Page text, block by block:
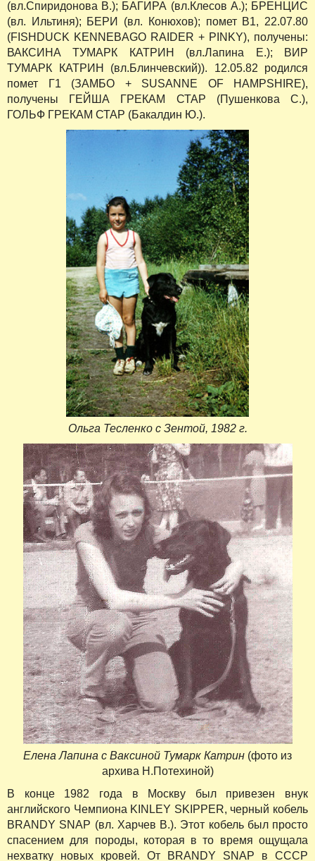
(вл.Спиридонова В.); БАГИРА (вл.Клесов А.); БРЕНЦИС
(вл. Ильтиня); БЕРИ (вл. Конюхов); помет В1, 22.07.80
(FISHDUCK KENNEBAGO RAIDER + PINKY), получены:
ВАКСИНА ТУМАРК КАТРИН (вл.Лапина Е.); ВИР
ТУМАРК КАТРИН (вл.Блинчевский)). 12.05.82 родился
помет Г1 (ЗАМБО + SUSANNE OF HAMPSHIRE),
получены ГЕЙША ГРЕКАМ СТАР (Пушенкова С.),
ГОЛЬФ ГРЕКАМ СТАР (Бакалдин Ю.).
Ольга Тесленко с Зентой, 1982 г.
Елена Лапина с Ваксиной Тумарк Катрин (фото из
архива Н.Потехиной)
В конце 1982 года в Москву был привезен внук
английского Чемпиона KINLEY SKIPPER, черный кобель
BRANDY SNAP (вл. Харчев В.). Этот кобель был просто
спасением для породы, которая в то время ощущала
нехватку новых кровей. От BRANDY SNAP в СССР